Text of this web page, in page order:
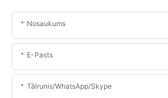
Nosaukums
E-Pasts
Tālrunis/WhatsApp/Skype